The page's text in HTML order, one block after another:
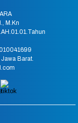
M.Kn
Barat.